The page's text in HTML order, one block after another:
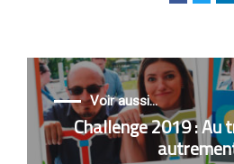
Voir aussi...
Challenge 2019 : Au